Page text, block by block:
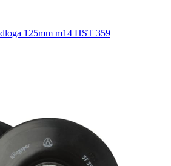
125mm m14 HST 359